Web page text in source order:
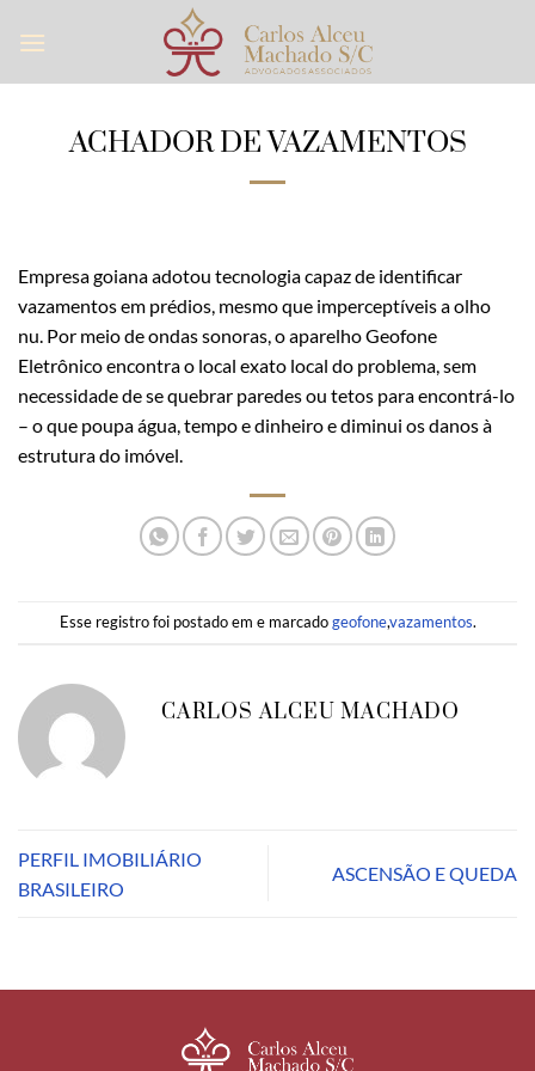
ACHADOR DE VAZAMENTOS
Empresa goiana adotou tecnologia capaz de identificar
vazamentos em prédios, mesmo que imperceptíveis a olho
nu. Por meio de ondas sonoras, o aparelho Geofone
Eletrônico encontra o local exato local do problema, sem
necessidade de se quebrar paredes ou tetos para encontrá-lo
– o que poupa água, tempo e dinheiro e diminui os danos à
estrutura do imóvel.
Esse registro foi postado em e marcadogeofone,vazamentos.
CARLOS ALCEU MACHADO
PERFIL IMOBILIÁRIO
BRASILEIRO
ASCENSÃO E QUEDA